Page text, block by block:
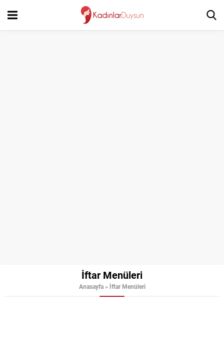
İftar Menüleri
Anasayfa » İftar Menüleri